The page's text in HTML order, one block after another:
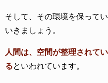
そして、その環境を保って
いきましょう。
人間は、空間が整理されて
るといわれています。